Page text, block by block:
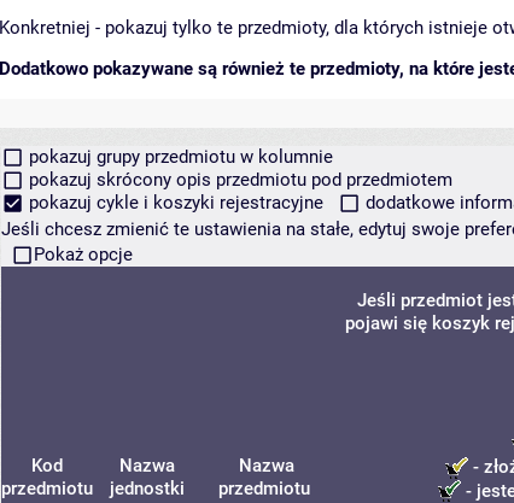
Konkretniej - pokazuj tylko te przedmioty, dla których istnieje
Dodatkowo pokazywane są również te przedmioty, na które
pokazuj grupy przedmiotu w kolumnie
pokazuj skrócony opis przedmiotu pod przedmiotem
pokazuj cykle i koszyki rejestracyjne
dodatkowe
Jeśli chcesz zmienić te ustawienia na stałe, edytuj swoje
Pokaż opcje
Kod
przedmiotu
Nazwa
jednostki
Nazwa
przedmiotu
Jeśli przedmiot
pojawi się koszyk
-
-